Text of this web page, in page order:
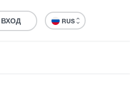
ВХОД RUS